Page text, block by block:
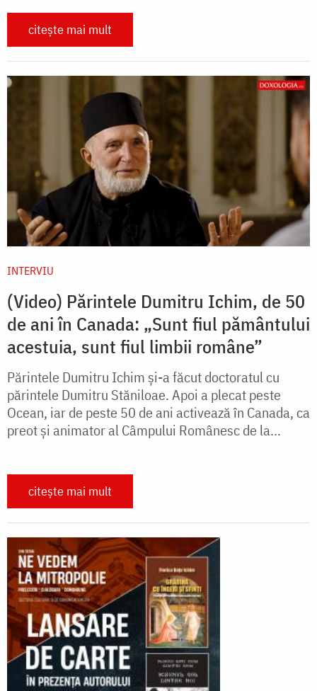
citește mai mult
INTERVIU
(Video) Părintele Dumitru Ichim, de 50
de ani în Canada: „Sunt fiul pământului
acestuia, sunt fiul limbii române”
Părintele Dumitru Ichim și-a făcut doctoratul cu
părintele Dumitru Stăniloae. Apoi a plecat peste
Ocean, iar de peste 50 de ani activează în Canada, ca
preot și animator al Câmpului Românesc de la...
citește mai mult